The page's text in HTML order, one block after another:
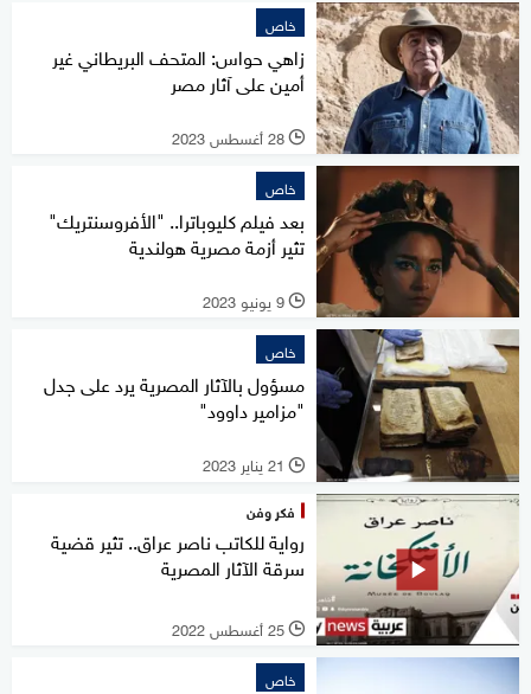
خاص
زاهي حواس: المتحف البريطاني غير
أمين على آثار مصر
l 28 أغسطس 2023
خاص
بعد فيلم كليوباترا.. "الأفروسنتريك"
تثير أزمة مصرية هولندية
l 9 يونيو 2023
خاص
مسؤول بالآثار المصرية يرد على جدل
"مزامير داوود"
l 21 يناير 2023
فكر وفن
رواية للكاتب ناصر عراق.. تثير قضية
سرقة الآثار المصرية
l 25 أغسطس 2022
خاص